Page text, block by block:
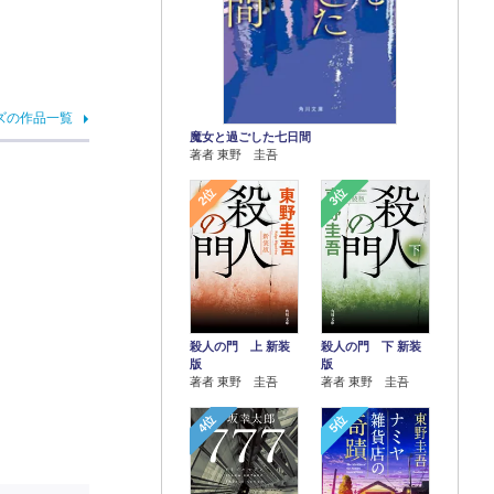
の作品一覧
魔女と過ごした七日間
著者 東野 圭吾
2位
殺人の門 上 新装
版
著者 東野 圭吾
3位
殺人の門 下 新装
版
著者 東野 圭吾
4位 5位